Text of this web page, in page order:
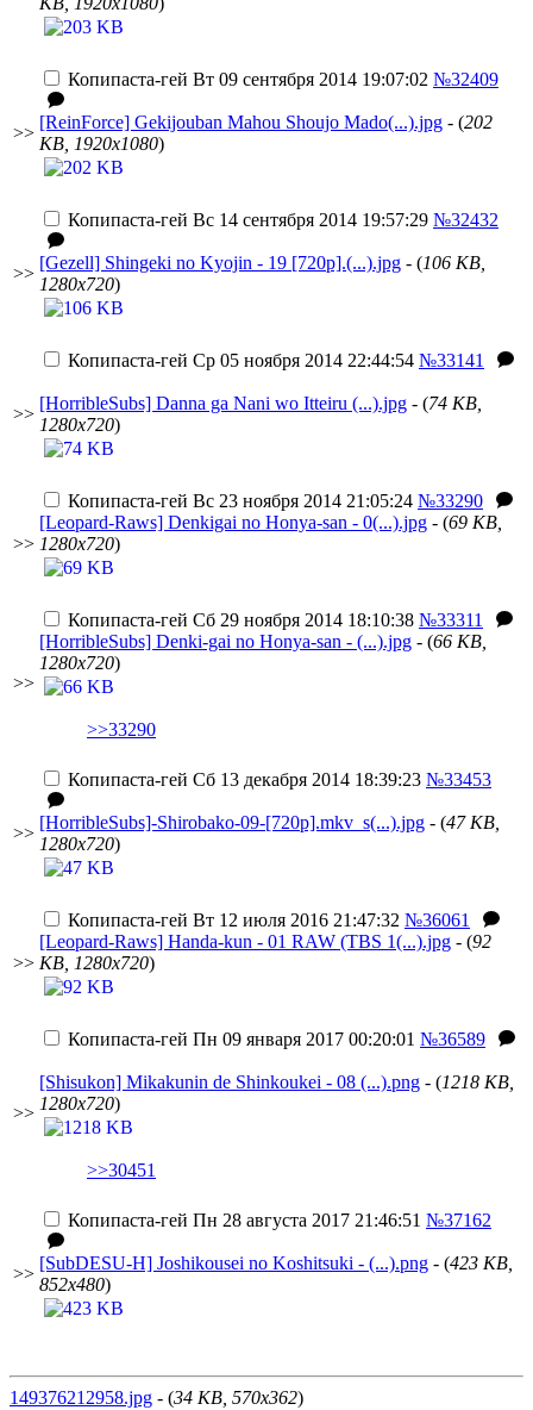
>>
Копипаста-гей Вт 09 сентября 2014 19:07:02 №32409
[ReinForce] Gekijouban Mahou Shoujo Mado(...).jpg - (202
KB, 1920x1080)
>>
Копипаста-гей Вс 14 сентября 2014 19:57:29 №32432
[Gezell] Shingeki no Kyojin - 19 [720p].(...).jpg - (106 KB,
1280x720)
>>
Копипаста-гей Ср 05 ноября 2014 22:44:54 №33141
[HorribleSubs] Danna ga Nani wo Itteiru (...).jpg - (74 KB,
1280x720)
>>
Копипаста-гей Вс 23 ноября 2014 21:05:24 №33290
[Leopard-Raws] Denkigai no Honya-san - 0(...).jpg - (69 KB,
1280x720)
>>
Копипаста-гей Сб 29 ноября 2014 18:10:38 №33311
[HorribleSubs] Denki-gai no Honya-san - (...).jpg - (66 KB,
1280x720)
>>33290
>>
Копипаста-гей Сб 13 декабря 2014 18:39:23 №33453
[HorribleSubs]-Shirobako-09-[720p].mkv_s(...).jpg - (47 KB,
1280x720)
>>
Копипаста-гей Вт 12 июля 2016 21:47:32 №36061
[Leopard-Raws] Handa-kun - 01 RAW (TBS 1(...).jpg - (92
KB, 1280x720)
>>
Копипаста-гей Пн 09 января 2017 00:20:01 №36589
[Shisukon] Mikakunin de Shinkoukei - 08 (...).png - (1218 KB,
1280x720)
>>30451
>>
Копипаста-гей Пн 28 августа 2017 21:46:51 №37162
[SubDESU-H] Joshikousei no Koshitsuki - (...).png - (423 KB,
852x480)
149376212958.jpg - (34 KB, 570x362)